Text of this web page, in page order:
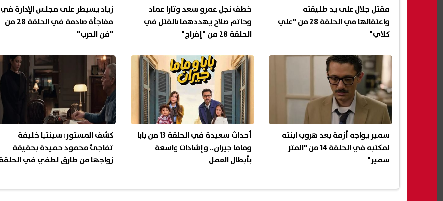
مقتل جلال على يد طليقته
واعتقالها في الحلقة 28 من "علي
كلاي"
خطف نجل عمرو سعد وتارا عماد
وحاتم صلاح يهددهما بالقتل في
الحلقة 28 من "إفراج"
زياد يسيطر على مجلس الإدارة في
مفاجأة صادمة في الحلقة 28 من
"فن الحرب"
سمير يواجه أزمة بعد هروب ابنته
لمكتبه في الحلقة 14 من "المتر
سمير"
أحداث سعيدة في الحلقة 13 من بابا
وماما جيران.. وإشادات واسعة
بأبطال العمل
كشف المستور: سينتيا خليفة
تفاجئ محمود حميدة بحقيقة
زواجها من طارق لطفي في الحلقة